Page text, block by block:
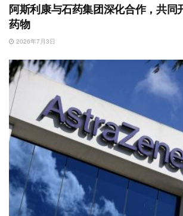
阿斯利康与石药集团深化合作，共同
药物
2026年7月3日